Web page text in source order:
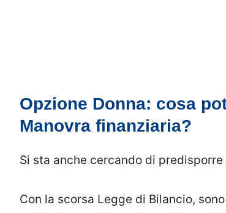
Opzione Donna: cosa
Manovra finanziaria?
Si sta anche cercando di
Con la scorsa Legge di Bilancio,